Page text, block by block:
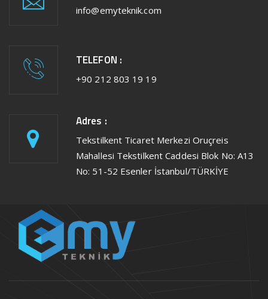
info@emyteknik.com
TELEFON :
+90 212 803 19 19
Adres :
Tekstilkent Ticaret Merkezi Oruçreis
Mahallesi Tekstilkent Caddesi Blok No: A13
No: 51-52 Esenler İstanbul/TÜRKİYE